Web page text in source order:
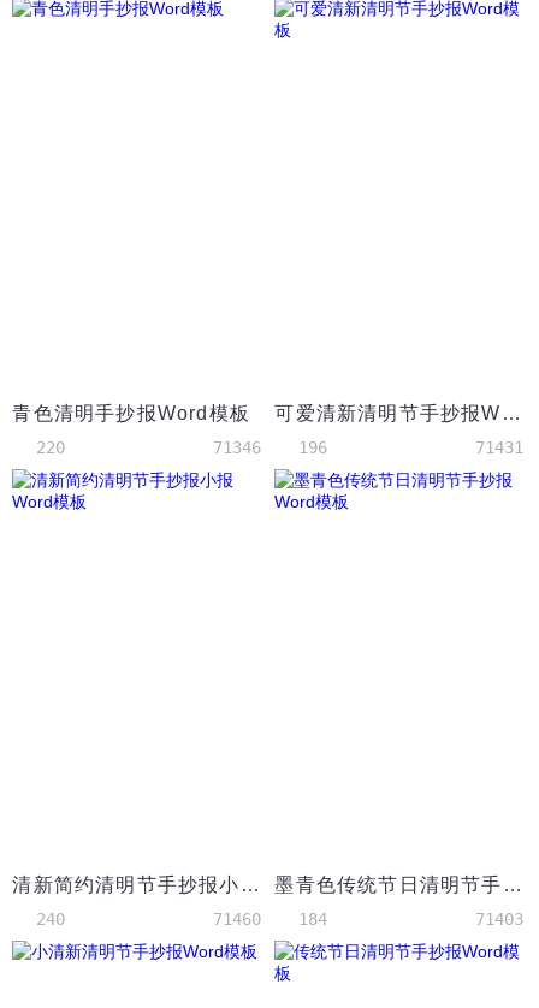
青色清明手抄报Word模板
220 71346
可爱清新清明节手抄报Word模板
196 71431
清新简约清明节手抄报小报Word模板
240 71460
墨青色传统节日清明节手抄报Word模板
184 71403